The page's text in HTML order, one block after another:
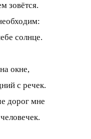
зовётся.
солнце.
окне,
с речек.
дорог мне